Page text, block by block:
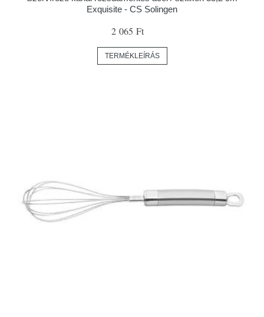
Exquisite - CS Solingen
2 065 Ft
TERMÉKLEÍRÁS